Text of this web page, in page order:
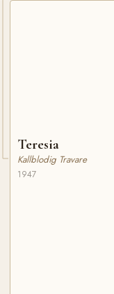
Teresia
Kallblodig Travare
1947